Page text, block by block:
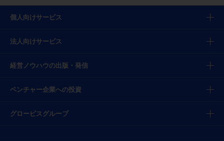
個人向けサービス
法人向けサービス
経営ノウハウの出版・発信
ベンチャー企業への投資
グロービスグループ